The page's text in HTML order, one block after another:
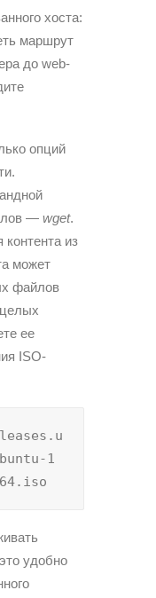
хоста:
маршрут
до web-
опций
— wget.
из
может
файлов
ее
ISO-
1
удобно